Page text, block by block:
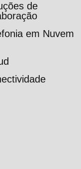
de
em Nuvem